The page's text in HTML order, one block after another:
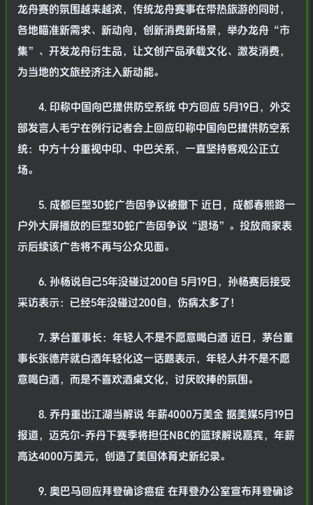
龙舟赛的氛围越来越浓，传统龙舟赛事在带热旅游的同时，
各地瞄准新需求、新动向，创新消费新场景，举办龙舟“市
集”、开发龙舟衍生品，让文创产品承载文化、激发消费，
为当地的文旅经济注入新动能。
4. 印称中国向巴提供防空系统 中方回应 5月19日，外交
部发言人毛宁在例行记者会上回应印称中国向巴提供防空系
统：中方十分重视中印、中巴关系，一直坚持客观公正立
场。
5. 成都巨型3D蛇广告因争议被撤下 近日，成都春熙路一
户外大屏播放的巨型3D蛇广告因争议“退场”。投放商家表
示后续该广告将不再与公众见面。
6. 孙杨说自己5年没碰过200自 5月19日，孙杨赛后接受
采访表示：已经5年没碰过200自，伤病太多了！
7. 茅台董事长：年轻人不是不愿意喝白酒 近日，茅台董
事长张德芹就白酒年轻化这一话题表示，年轻人并不是不愿
意喝白酒，而是不喜欢酒桌文化，讨厌吹捧的氛围。
8. 乔丹重出江湖当解说 年薪4000万美金 据美媒5月19日
报道，迈克尔-乔丹下赛季将担任NBC的篮球解说嘉宾，年薪
高达4000万美元，创造了美国体育史新纪录。
9. 奥巴马回应拜登确诊癌症 在拜登办公室宣布拜登确诊